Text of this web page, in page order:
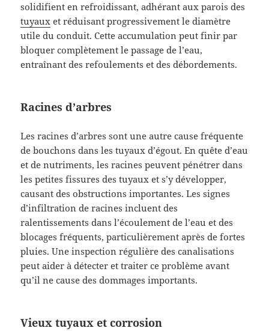
solidifient en refroidissant, adhérant aux parois des
tuyaux et réduisant progressivement le diamètre
utile du conduit. Cette accumulation peut finir par
bloquer complètement le passage de l’eau,
entraînant des refoulements et des débordements.
Racines d’arbres
Les racines d’arbres sont une autre cause fréquente
de bouchons dans les tuyaux d’égout. En quête d’eau
et de nutriments, les racines peuvent pénétrer dans
les petites fissures des tuyaux et s’y développer,
causant des obstructions importantes. Les signes
d’infiltration de racines incluent des
ralentissements dans l’écoulement de l’eau et des
blocages fréquents, particulièrement après de fortes
pluies. Une inspection régulière des canalisations
peut aider à détecter et traiter ce problème avant
qu’il ne cause des dommages importants.
Vieux tuyaux et corrosion